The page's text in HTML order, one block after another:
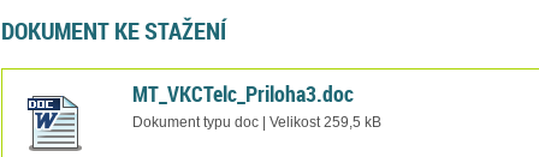
DOKUMENT KE STAŽENÍ
MT_VKCTelc_Priloha3.doc
Dokument typu doc | Velikost 259,5 kB